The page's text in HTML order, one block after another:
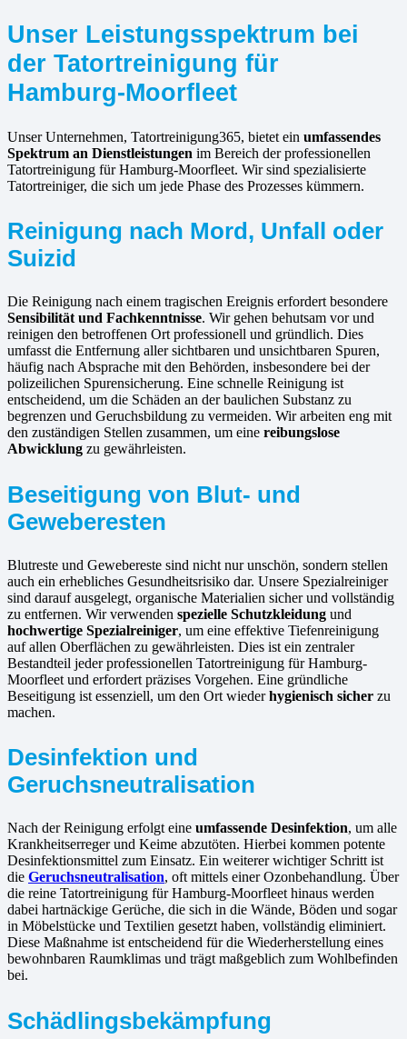
Unser Leistungsspektrum bei
der Tatortreinigung für
Hamburg-Moorfleet
Unser Unternehmen, Tatortreinigung365, bietet ein umfassendes
Spektrum an Dienstleistungen im Bereich der professionellen
Tatortreinigung für Hamburg-Moorfleet. Wir sind spezialisierte
Tatortreiniger, die sich um jede Phase des Prozesses kümmern.
Reinigung nach Mord, Unfall oder
Suizid
Die Reinigung nach einem tragischen Ereignis erfordert besondere
Sensibilität und Fachkenntnisse. Wir gehen behutsam vor und
reinigen den betroffenen Ort professionell und gründlich. Dies
umfasst die Entfernung aller sichtbaren und unsichtbaren Spuren,
häufig nach Absprache mit den Behörden, insbesondere bei der
polizeilichen Spurensicherung. Eine schnelle Reinigung ist
entscheidend, um die Schäden an der baulichen Substanz zu
begrenzen und Geruchsbildung zu vermeiden. Wir arbeiten eng mit
den zuständigen Stellen zusammen, um eine reibungslose
Abwicklung zu gewährleisten.
Beseitigung von Blut- und
Geweberesten
Blutreste und Gewebereste sind nicht nur unschön, sondern stellen
auch ein erhebliches Gesundheitsrisiko dar. Unsere Spezialreiniger
sind darauf ausgelegt, organische Materialien sicher und vollständig
zu entfernen. Wir verwenden spezielle Schutzkleidung und
hochwertige Spezialreiniger, um eine effektive Tiefenreinigung
auf allen Oberflächen zu gewährleisten. Dies ist ein zentraler
Bestandteil jeder professionellen Tatortreinigung für Hamburg-
Moorfleet und erfordert präzises Vorgehen. Eine gründliche
Beseitigung ist essenziell, um den Ort wiederhygienisch sicher zu
machen.
Desinfektion und
Geruchsneutralisation
Nach der Reinigung erfolgt eine umfassende Desinfektion, um alle
Krankheitserreger und Keime abzutöten. Hierbei kommen potente
Desinfektionsmittel zum Einsatz. Ein weiterer wichtiger Schritt ist
die Geruchsneutralisation, oft mittels einer Ozonbehandlung. Über
die reine Tatortreinigung für Hamburg-Moorfleet hinaus werden
dabei hartnäckige Gerüche, die sich in die Wände, Böden und sogar
in Möbelstücke und Textilien gesetzt haben, vollständig eliminiert.
Diese Maßnahme ist entscheidend für die Wiederherstellung eines
bewohnbaren Raumklimas und trägt maßgeblich zum Wohlbefinden
bei.
Schädlingsbekämpfung